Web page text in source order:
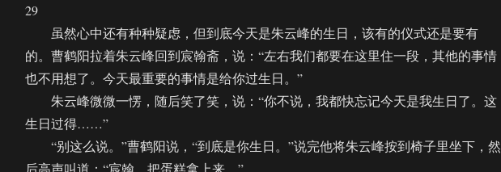
29
虽然心中还有种种疑虑，但到底今天是朱云峰的生日，该有的仪式还是要有
的。曹鹤阳拉着朱云峰回到宸翰斋，说：“左右我们都要在这里住一段，其他的事情
也不用想了。今天最重要的事情是给你过生日。”
朱云峰微微一愣，随后笑了笑，说：“你不说，我都快忘记今天是我生日了。这
生日过得……”
“别这么说。”曹鹤阳说，“到底是你生日。”说完他将朱云峰按到椅子里坐下，然
后高声叫道：“宸翰，把蛋糕拿上来。”